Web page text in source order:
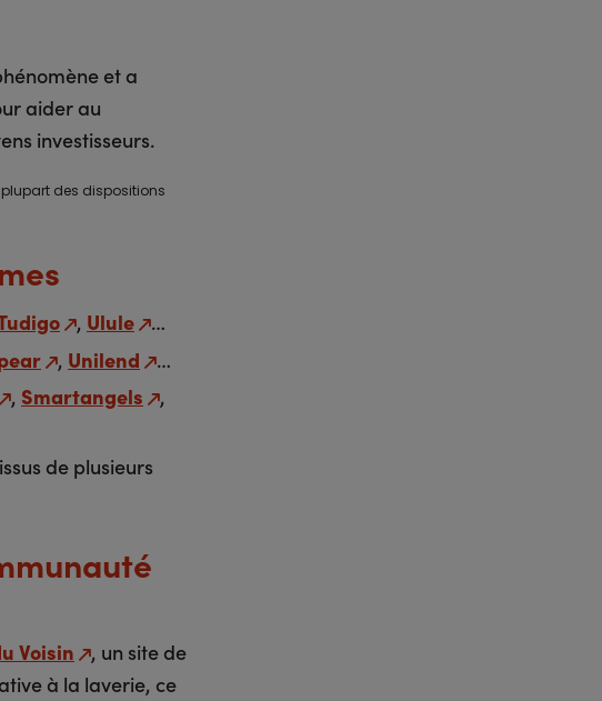
et a
aider au
investisseurs.
des dispositions
, Ulule
…
, Unilend
…
, Smartangels
,
de plusieurs
Voisin
, un site de
à la laverie, ce